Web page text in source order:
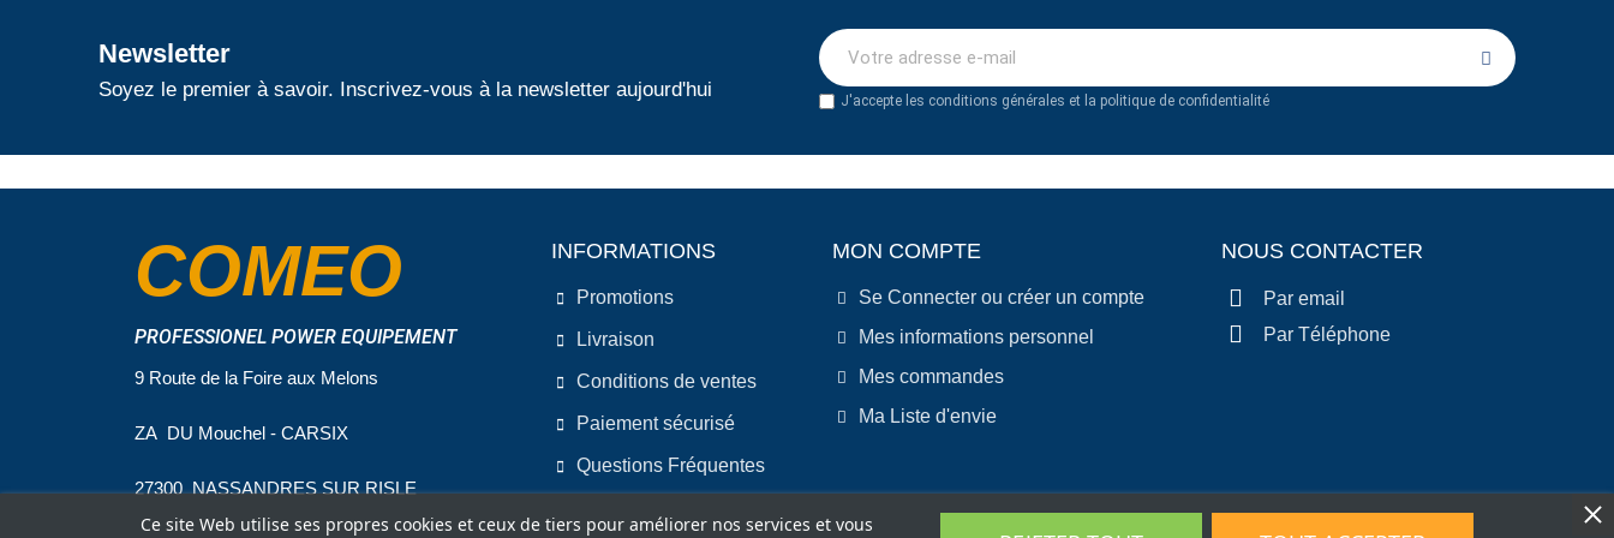
Newsletter
Soyez le premier à savoir. Inscrivez-vous à la newsletter aujourd'hui
J'accepte les conditions générales et la politique de confidentialité
COMEO
PROFESSIONEL POWER EQUIPEMENT
9 Route de la Foire aux Melons
ZA DU Mouchel - CARSIX
27300 NASSANDRES SUR RISLE
INFORMATIONS
Promotions
Livraison
Conditions de ventes
Paiement sécurisé
Questions Fréquentes
MON COMPTE
Se Connecter ou créer un compte
Mes informations personnel
Mes commandes
Ma Liste d'envie
NOUS CONTACTER
Par email
Par Téléphone
Ce site Web utilise ses propres cookies et ceux de tiers pour améliorer nos services et vous